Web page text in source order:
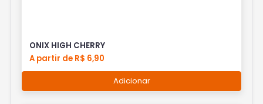
ONIX HIGH CHERRY
A partir de R$ 6,90
Adicionar